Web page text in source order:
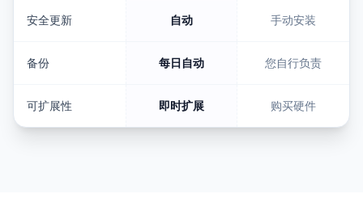
安全更新 自动 手动安装
备份 每日自动 您自行负责
可扩展性 即时扩展 购买硬件